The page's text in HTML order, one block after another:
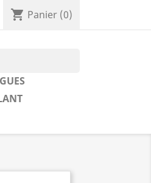
shopping_cart Panier (0)